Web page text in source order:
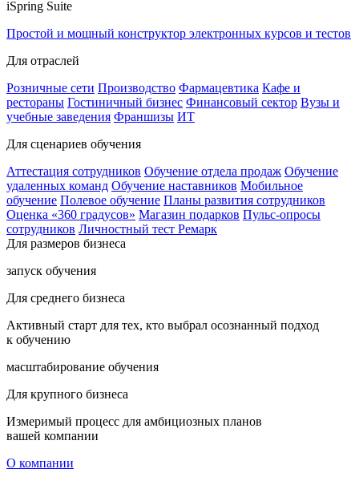
iSpring Suite
Простой и мощный конструктор электронных курсов и тестов
Для отраслей
Розничные сети Производство Фармацевтика Кафе и
рестораны Гостиничный бизнес Финансовый сектор Вузы и
учебные заведения Франшизы ИТ
Для сценариев обучения
Аттестация сотрудников Обучение отдела продаж Обучение
удаленных команд Обучение наставников Мобильное
обучение Полевое обучение Планы развития сотрудников
Оценка «360 градусов» Магазин подарков Пульс-опросы
сотрудников Личностный тест Ремарк
Для размеров бизнеса
запуск обучения
Для среднего бизнеса
Активный старт для тех, кто выбрал осознанный подход
к обучению
масштабирование обучения
Для крупного бизнеса
Измеримый процесс для амбициозных планов
вашей компании
О компании